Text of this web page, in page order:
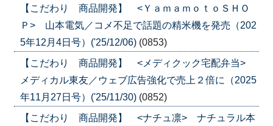
【こだわり 商品開発】 <ＹａｍａｍｏｔｏＳＨＯ
Ｐ> 山本電気／コメ不足で話題の精米機を発売（202
5年12月4日号）('25/12/06) (0853)
【こだわり 商品開発】 <メディクック宅配弁当>
メディカル東友／ウェブ広告強化で売上２倍に（2025
年11月27日号）('25/11/30) (0852)
【こだわり 商品開発】 <ナチュ凛> ナチュラル本